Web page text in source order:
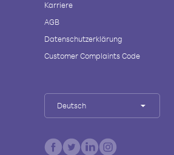
Karriere
AGB
Datenschutzerklärung
Customer Complaints Code
Deutsch